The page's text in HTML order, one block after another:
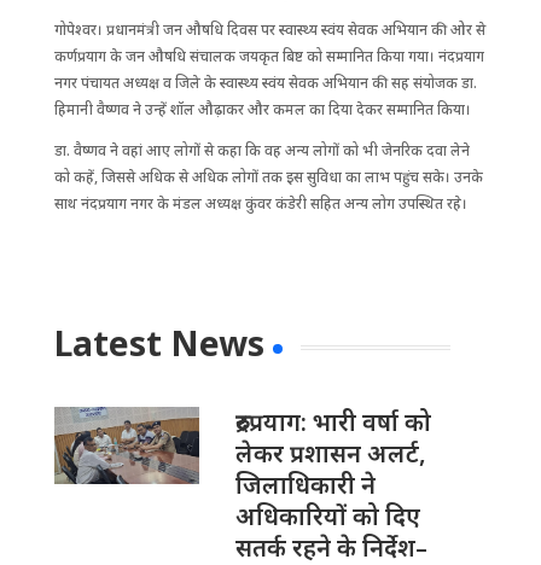
गोपेश्वर। प्रधानमंत्री जन औषधि दिवस पर स्वास्थ्य स्वंय सेवक अभियान की ओर से
कर्णप्रयाग के जन औषधि संचालक जयकृत बिष्ट को सम्मानित किया गया। नंदप्रयाग
नगर पंचायत अध्यक्ष व जिले के स्वास्थ्य स्वंय सेवक अभियान की सह संयोजक डा.
हिमानी वैष्णव ने उन्हें शॉल औढ़ाकर और कमल का दिया देकर सम्मानित किया।
डा. वैष्णव ने वहां आए लोगों से कहा कि वह अन्य लोगों को भी जेनरिक दवा लेने
को कहें, जिससे अधिक से अधिक लोगों तक इस सुविधा का लाभ पहुंच सके। उनके
साथ नंदप्रयाग नगर के मंडल अध्यक्ष कुंवर कंडेरी सहित अन्य लोग उपस्थित रहे।
Latest News
रुद्रप्रयाग: भारी वर्षा को
लेकर प्रशासन अलर्ट,
जिलाधिकारी ने
अधिकारियों को दिए
सतर्क रहने के निर्देश–